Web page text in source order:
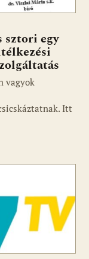
sztori egy
vagyok
Itt